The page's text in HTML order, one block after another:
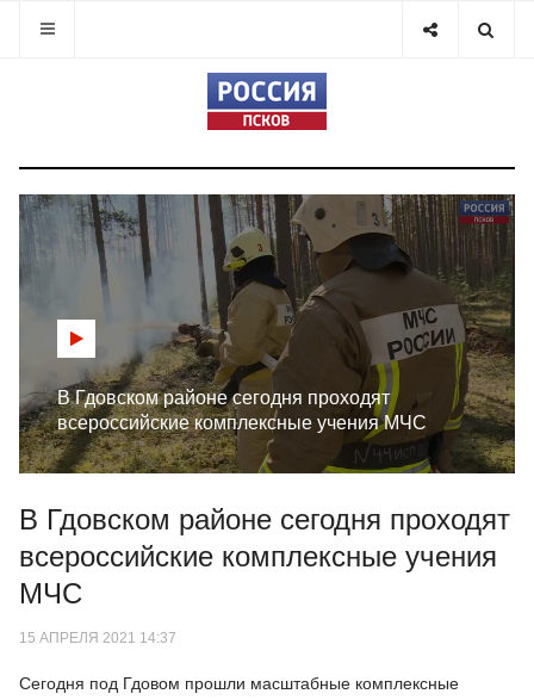
В Гдовском районе сегодня проходят
всероссийские комплексные учения МЧС
В Гдовском районе сегодня проходят
всероссийские комплексные учения
МЧС
15 АПРЕЛЯ 2021 14:37
Сегодня под Гдовом прошли масштабные комплексные